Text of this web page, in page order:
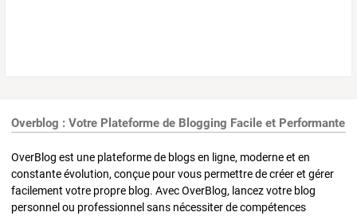
Overblog : Votre Plateforme de Blogging Facile et Performante
OverBlog est une plateforme de blogs en ligne, moderne et en
constante évolution, conçue pour vous permettre de créer et gérer
facilement votre propre blog. Avec OverBlog, lancez votre blog
personnel ou professionnel sans nécessiter de compétences